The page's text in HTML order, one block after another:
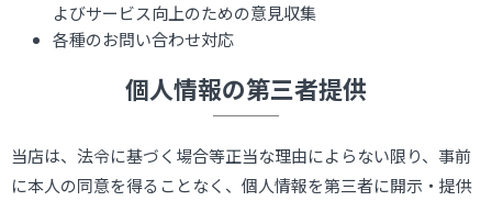
よびサービス向上のための意見収集
各種のお問い合わせ対応
個人情報の第三者提供
当店は、法令に基づく場合等正当な理由によらない限り、事前
に本人の同意を得ることなく、個人情報を第三者に開示・提供